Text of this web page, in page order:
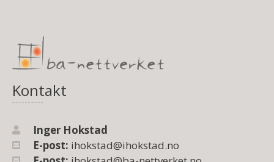
Kontakt
Inger Hokstad
E-post: ihokstad@ihokstad.no